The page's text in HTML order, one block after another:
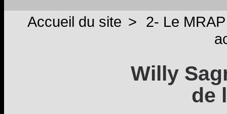
Accueil du site >
2- Le
Willy
de